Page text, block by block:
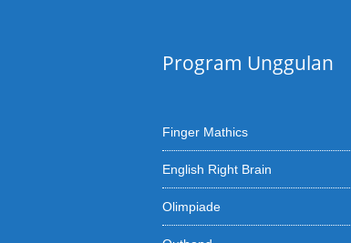
Program Unggulan
Finger Mathics
English Right Brain
Olimpiade